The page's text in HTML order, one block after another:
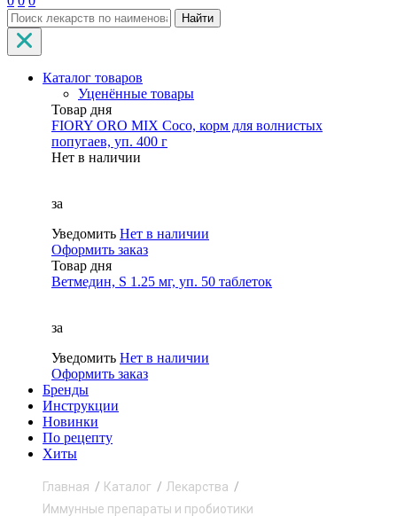
Найти
Каталог товаров
Уценённые товары
Товар дня
FIORY ORO MIX Coco, корм для волнистых
попугаев, уп. 400 г
Нет в наличии
за
Уведомить Нет в наличии
Оформить заказ
Товар дня
Ветмедин, S 1.25 мг, уп. 50 таблеток
за
Уведомить Нет в наличии
Оформить заказ
Бренды
Инструкции
Новинки
По рецепту
Хиты
Главная Каталог
Лекарства
Иммунные препараты и пробиотики